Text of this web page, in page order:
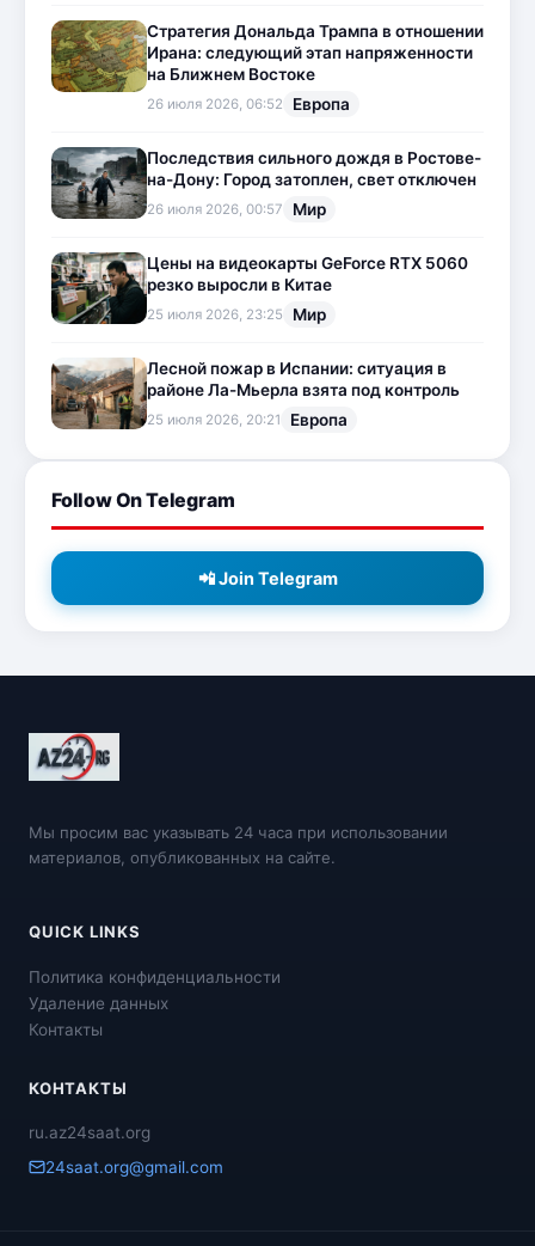
Стратегия Дональда Трампа в отношении
Ирана: следующий этап напряженности
на Ближнем Востоке
26 июля 2026, 06:52 Европа
Последствия сильного дождя в Ростове-
на-Дону: Город затоплен, свет отключен
26 июля 2026, 00:57 Мир
Цены на видеокарты GeForce RTX 5060
резко выросли в Китае
25 июля 2026, 23:25 Мир
Лесной пожар в Испании: ситуация в
районе Ла-Мьерла взята под контроль
25 июля 2026, 20:21 Европа
Follow On Telegram
📲 Join Telegram
Мы просим вас указывать 24 часа при использовании
материалов, опубликованных на сайте.
QUICK LINKS
Политика конфиденциальности
Удаление данных
Контакты
КОНТАКТЫ
ru.az24saat.org
24saat.org@gmail.com